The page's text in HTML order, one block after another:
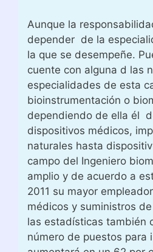
Aunque la
depender de la
la que se desempeñe.
cuente con alguna d las
especialidades de esta
bioinstrumentación o
dependiendo de ella él
dispositivos médicos,
naturales hasta
campo del Ingeniero
amplio y de acuerdo a
2011 su mayor
médicos y suministros
las estadísticas también
número de puestos para